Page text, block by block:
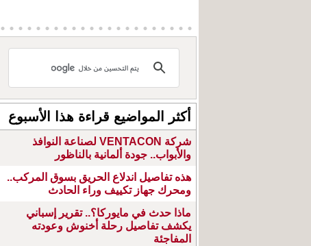
أكثر المواضيع قراءة هذا الأسبوع
شركة VENTACON لصناعة النوافذ
والأبواب.. جودة ألمانية بالناظور
هذه تفاصيل اندلاع الحريق بسوق المركب..
ومحرك جهاز تكييف وراء الحادث
ماذا حدث في مايوركا؟.. تقرير إسباني
يكشف تفاصيل رحلة أخنوش وعودته
المفاجئة